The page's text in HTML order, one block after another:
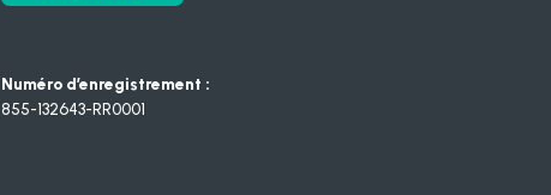
Numéro d’enregistrement :
855-132643-RR0001